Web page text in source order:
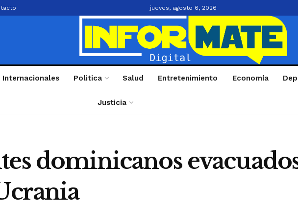
jueves, agosto 6, 2026
Internacionales Politica Salud Entretenimiento Economía
Justicia
dominicanos